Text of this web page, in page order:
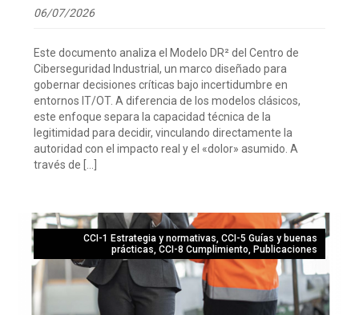
06/07/2026
Este documento analiza el Modelo DR² del Centro de
Ciberseguridad Industrial, un marco diseñado para
gobernar decisiones críticas bajo incertidumbre en
entornos IT/OT. A diferencia de los modelos clásicos,
este enfoque separa la capacidad técnica de la
legitimidad para decidir, vinculando directamente la
autoridad con el impacto real y el «dolor» asumido. A
través de […]
CCI-1 Estrategia y normativas CCI-5 Guías y buenas
prácticas CCI-8 Cumplimiento Publicaciones